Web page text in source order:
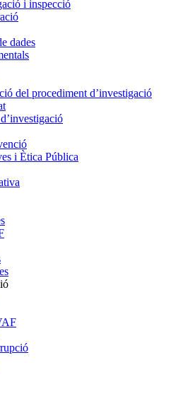
i inspecció
dades
del procediment d’investigació
i Ètica Pública